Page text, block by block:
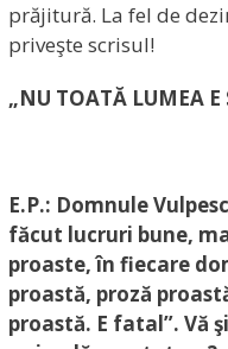
prăjitură. La fel de
priveşte scrisul!
„NU TOATĂ LUMEA E
E.P.: Domnule
făcut lucruri bune,
proaste, în fiecare
proastă, proză
proastă. E fatal”. Vă